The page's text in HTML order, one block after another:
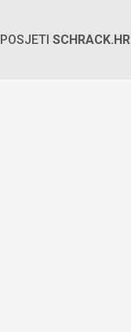
POSJETI SCHRACK.HR